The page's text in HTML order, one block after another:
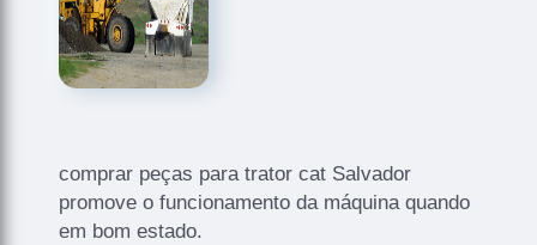
comprar peças para trator cat Salvador
promove o funcionamento da máquina quando
em bom estado.